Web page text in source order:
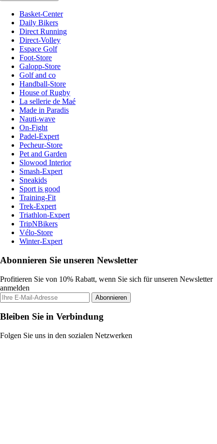
Basket-Center
Daily Bikers
Direct Running
Direct-Volley
Espace Golf
Foot-Store
Galopp-Store
Golf and co
Handball-Store
House of Rugby
La sellerie de Maé
Made in Paradis
Nauti-wave
On-Fight
Padel-Expert
Pecheur-Store
Pet and Garden
Slowood Interior
Smash-Expert
Sneakids
Sport is good
Training-Fit
Trek-Expert
Triathlon-Expert
TripNBikers
Vélo-Store
Winter-Expert
Abonnieren Sie unseren Newsletter
Profitieren Sie von 10% Rabatt, wenn Sie sich für unseren Newsletter
anmelden
Abonnieren
Bleiben Sie in Verbindung
Folgen Sie uns in den sozialen Netzwerken